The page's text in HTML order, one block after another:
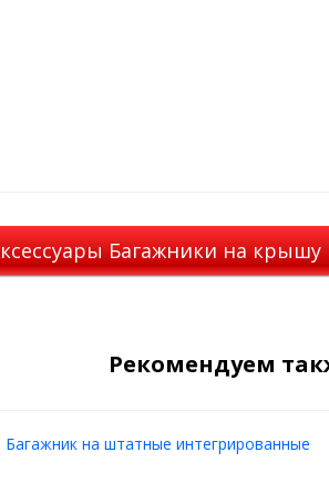
Вся встроенная система
крепится на крыше
запирается на
из
выдерживать
среды от -50 до +50°C.
алюминиевых
грузовых боксов,
способом обхвата и
Т-слота в верхней
Багажники на крышу
Рекомендуем
Багажник на штатные интегрированные